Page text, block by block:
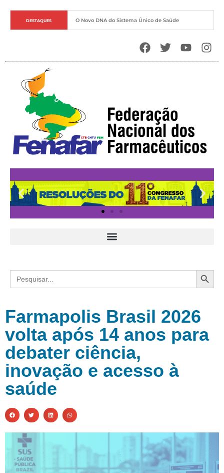
DESTAQUES O Novo DNA do Sistema Único de Saúde
Search
for:
Farmapolis Brasil 2026
volta após 14 anos para
debater ciência,
inovação e acesso à
saúde